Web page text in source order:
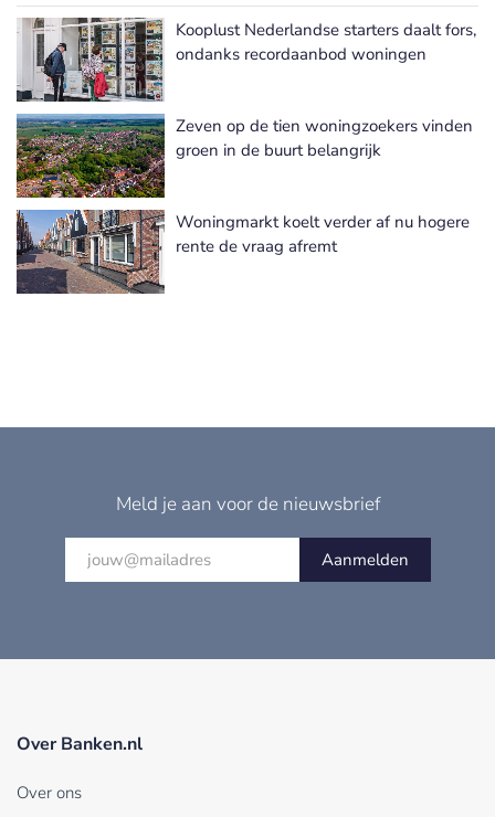
Kooplust Nederlandse starters daalt fors,
ondanks recordaanbod woningen
Zeven op de tien woningzoekers vinden
groen in de buurt belangrijk
Woningmarkt koelt verder af nu hogere
rente de vraag afremt
Meld je aan voor de nieuwsbrief
Aanmelden
Over Banken.nl
Over ons